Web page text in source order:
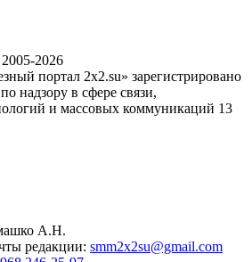
2026
портал 2x2.su» зарегистрировано
надзору в сфере связи,
и массовых коммуникаций 13
А.Н.
редакции: smm2x2su@gmail.com